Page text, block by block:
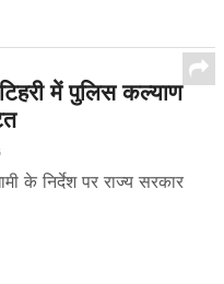
में पुलिस कल्याण
के निर्देश पर राज्य सरकार